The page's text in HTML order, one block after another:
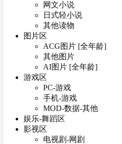
网文小说
日式轻小说
其他读物
图片区
ACG图片 [全年龄]
其他图片
AI图片 [全年龄]
游戏区
PC-游戏
手机-游戏
MOD-数据-其他
娱乐-舞蹈区
影视区
电视剧-网剧